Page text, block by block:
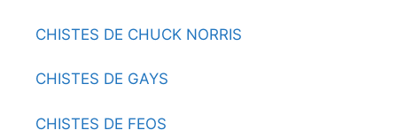
CHISTES DE CHUCK NORRIS
CHISTES DE GAYS
CHISTES DE FEOS